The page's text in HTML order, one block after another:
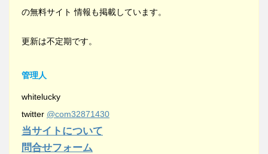
の無料サイト 情報も掲載しています。
更新は不定期です。
管理人
whitelucky
twitter @com32871430
当サイトについて
問合せフォーム